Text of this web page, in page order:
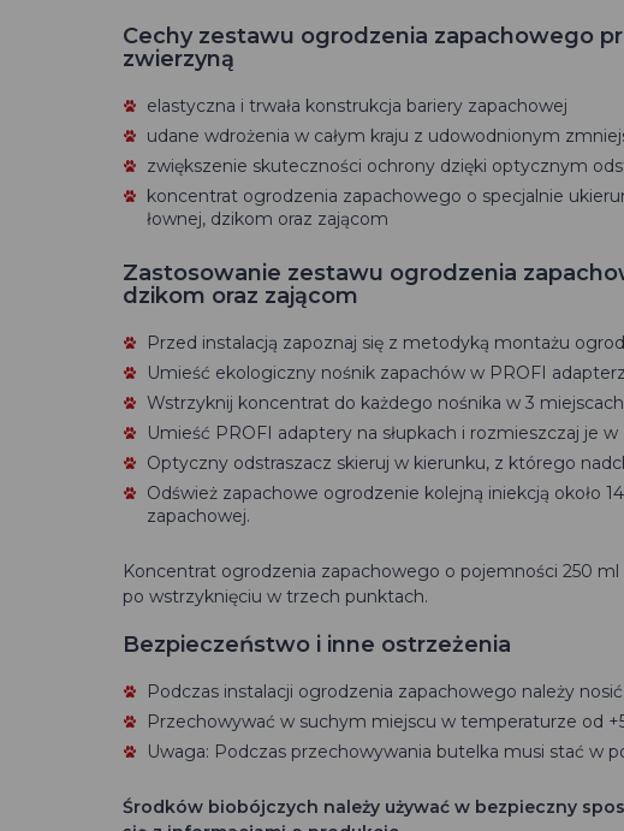
Cechy zestawu ogrodzenia zapachowego
zwierzyną
elastyczna i trwała konstrukcja bariery zapachowej
udane wdrożenia w całym kraju z udowodnionym
zwiększenie skuteczności ochrony dzięki optycznym
koncentrat ogrodzenia zapachowego o specjalnie
łownej, dzikom oraz zającom
Zastosowanie zestawu ogrodzenia
dzikom oraz zającom
Przed instalacją zapoznaj się z metodyką montażu
Umieść ekologiczny nośnik zapachów w PROFI
Wstrzyknij koncentrat do każdego nośnika w 3
Umieść PROFI adaptery na słupkach i rozmieszczaj je
Optyczny odstraszacz skieruj w kierunku, z którego
Odśwież zapachowe ogrodzenie kolejną iniekcją około
zapachowej.
Koncentrat ogrodzenia zapachowego o pojemności 250 ml
po wstrzyknięciu w trzech punktach.
Bezpieczeństwo i inne ostrzeżenia
Podczas instalacji ogrodzenia zapachowego należy
Przechowywać w suchym miejscu w temperaturze od
Uwaga: Podczas przechowywania butelka musi stać w
Środków biobójczych należy używać w bezpieczny